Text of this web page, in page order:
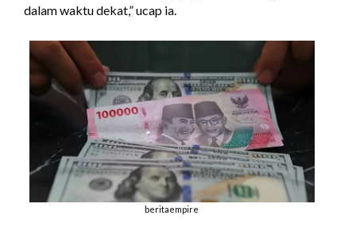
dalam waktu dekat,” ucap ia.
beritaempire